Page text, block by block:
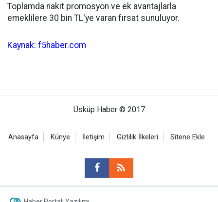
Toplamda nakit promosyon ve ek avantajlarla
emeklilere 30 bin TL'ye varan fırsat sunuluyor.
Kaynak: f5haber.com
Üsküp Haber © 2017
Anasayfa Künye İletişim Gizlilik İlkeleri Sitene Ekle